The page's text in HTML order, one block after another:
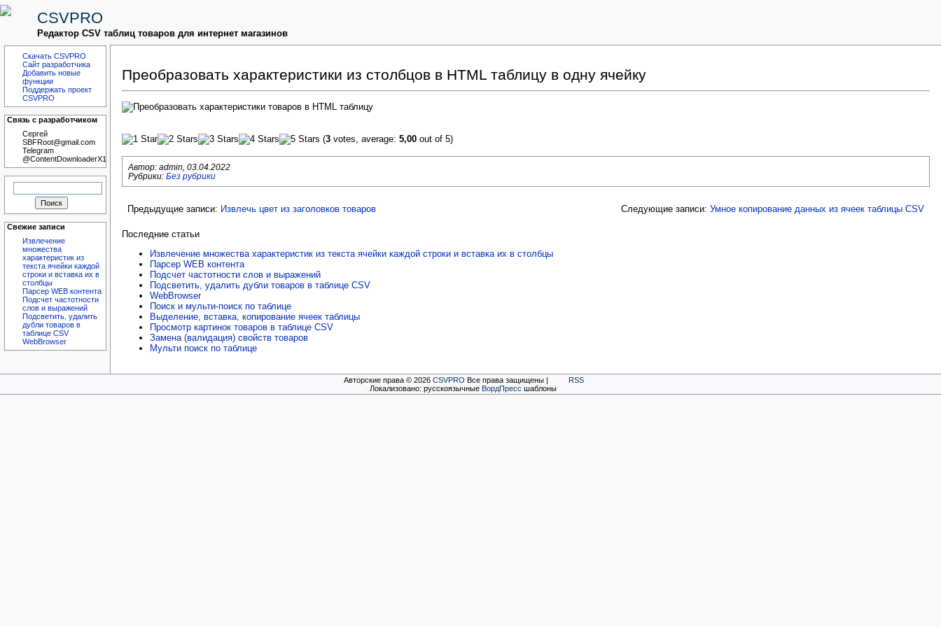
CSVPRO
Редактор CSV таблиц товаров для интернет магазинов
Скачать CSVPRO
Сайт разработчика
Добавить новые
функции
Поддержать проект
CSVPRO
Связь с разработчиком
Сергей
SBFRoot@gmail.com
Telegram
@ContentDownloaderX1
Найти:
Свежие записи
Извлечение
множества
характеристик из
текста ячейки каждой
строки и вставка их в
столбцы
Парсер WEB контента
Подсчет частотности
слов и выражений
Подсветить, удалить
дубли товаров в
таблице CSV
WebBrowser
Преобразовать характеристики из столбцов в HTML таблицу в одну ячейку
(3 votes, average: 5,00 out of 5)
Автор: admin 03.04.2022
Рубрики: Без рубрики
Предыдущие записи: Извлечь цвет из заголовков товаров Следующие записи: Умное копирование данных из ячеек таблицы CSV
Последние статьи
Извлечение множества характеристик из текста ячейки каждой строки и вставка их в столбцы
Парсер WEB контента
Подсчет частотности слов и выражений
Подсветить, удалить дубли товаров в таблице CSV
WebBrowser
Поиск и мульти-поиск по таблице
Выделение, вставка, копирование ячеек таблицы
Просмотр картинок товаров в таблице CSV
Замена (валидация) свойств товаров
Мульти поиск по таблице
Авторские права © 2026 CSVPRO Все права защищены |
RSS
Локализовано: русскоязычные ВордПресс шаблоны